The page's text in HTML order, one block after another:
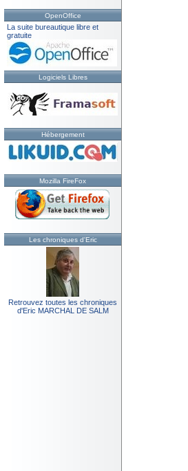
OpenOffice
La suite bureautique libre et
gratuite
Logiciels Libres
Hébergement
Mozilla FireFox
Les chroniques d'Eric
Retrouvez toutes les chroniques
d'Eric MARCHAL DE SALM